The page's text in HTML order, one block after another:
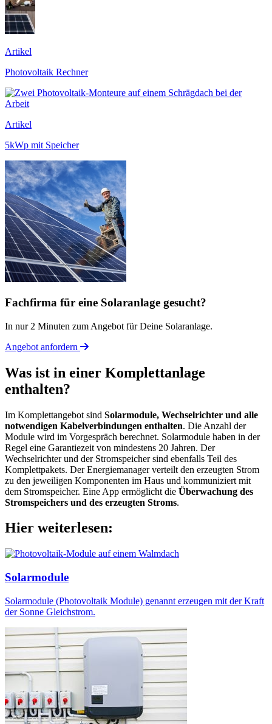
Artikel
Photovoltaik Rechner
Artikel
5kWp mit Speicher
Fachfirma für eine Solaranlage gesucht?
In nur 2 Minuten zum Angebot für Deine Solaranlage.
Angebot anfordern
Was ist in einer Komplettanlage
enthalten?
Im Komplettangebot sind Solarmodule, Wechselrichter und alle
notwendigen Kabelverbindungen enthalten. Die Anzahl der
Module wird im Vorgespräch berechnet. Solarmodule haben in der
Regel eine Garantiezeit von mindestens 20 Jahren. Der
Wechselrichter und der Stromspeicher sind ebenfalls Teil des
Komplettpakets. Der Energiemanager verteilt den erzeugten Strom
zu den jeweiligen Komponenten im Haus und kommuniziert mit
dem Stromspeicher. Eine App ermöglicht die Überwachung des
Stromspeichers und des erzeugten Stroms.
Hier weiterlesen:
Solarmodule
Solarmodule (Photovoltaik Module) genannt erzeugen mit der Kraft
der Sonne Gleichstrom.